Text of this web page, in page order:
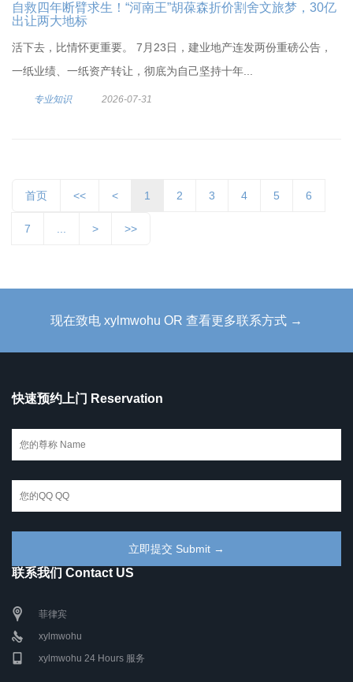
自救四年断臂求生！“河南王”胡葆森折价割舍文旅梦，30亿
出让两大地标
活下去，比情怀更重要。 7月23日，建业地产连发两份重磅公告，
一纸业绩、一纸资产转让，彻底为自己坚持十年...
专业知识 2026-07-31
首页 << < 1 2 3 4 5 6
7 > >>
现在致电 xylmwohu OR 查看更多联系方式 →
快速预约上门 Reservation
联系我们 Contact US
菲律宾
xylmwohu
xylmwohu 24 Hours 服务